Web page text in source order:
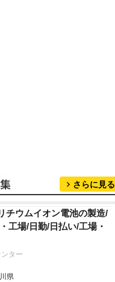
さらに見る
チウムイオン電池の製造/
工場/日勤/日払い/工場・
ター
県